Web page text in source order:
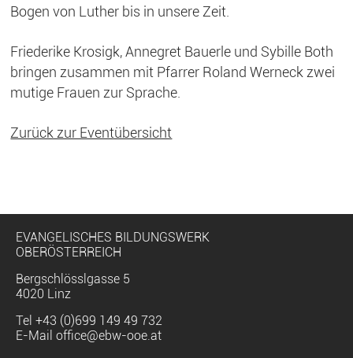
Bogen von Luther bis in unsere Zeit.
Friederike Krosigk, Annegret Bauerle und Sybille Both
bringen zusammen mit Pfarrer Roland Werneck zwei
mutige Frauen zur Sprache.
Zurück zur Eventübersicht
EVANGELISCHES BILDUNGSWERK
OBERÖSTERREICH
Bergschlösslgasse 5
4020 Linz
Tel +43 (0)699 149 49 732
E-Mail office@ebw-ooe.at